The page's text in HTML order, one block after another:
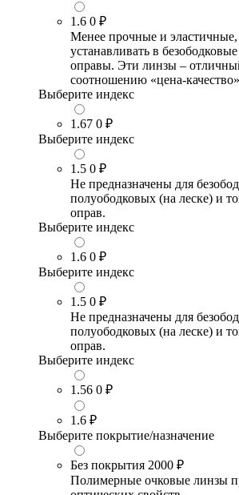
1.6 0 ₽
Менее прочные и эластичные,
устанавливать в
оправы. Эти линзы –
соотношению «цена-
Выберите индекс
1.67 0 ₽
Выберите индекс
1.5 0 ₽
Не предназначены для
полуободковых (на леске) и
оправ.
Выберите индекс
1.6 0 ₽
Выберите индекс
1.5 0 ₽
Не предназначены для
полуободковых (на леске) и
оправ.
Выберите индекс
1.56 0 ₽
1.6 ₽
Выберите покрытие/назначение
Без покрытия 2000 ₽
Полимерные очковые линзы